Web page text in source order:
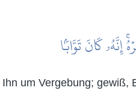
كَانَ تَوَّابَۢا
um Vergebung; gewiß,